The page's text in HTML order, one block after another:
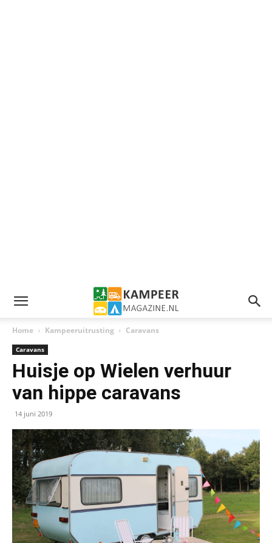
Home Kampeeruitrusting Caravans
Caravans
Huisje op Wielen verhuur
van hippe caravans
14 juni 2019